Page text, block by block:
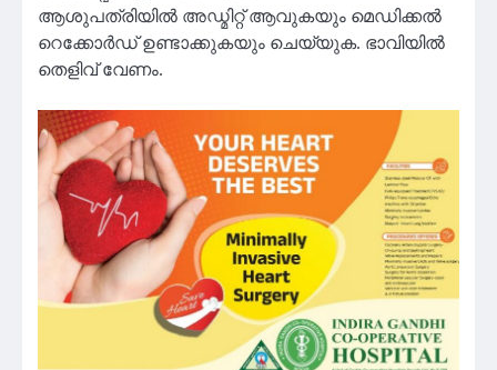
ആശുപത്രിയിൽ അഡ്മിറ്റ് ആവുകയും മെഡിക്കൽ
റെക്കോർഡ് ഉണ്ടാക്കുകയും ചെയ്യുക. ഭാവിയിൽ
തെളിവ് വേണം.